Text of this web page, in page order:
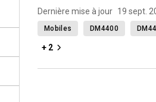
Dernière mise à jour 19 sept.
Mobiles DM4400
+ 2